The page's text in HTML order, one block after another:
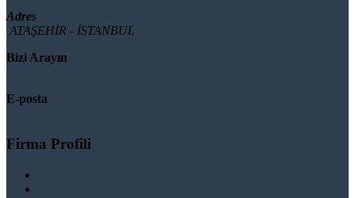
Adres
ATAŞEHİR - İSTANBUL
Bizi Arayın
E-posta
Firma Profili